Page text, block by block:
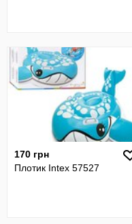
170 грн
Плотик Intex 57527